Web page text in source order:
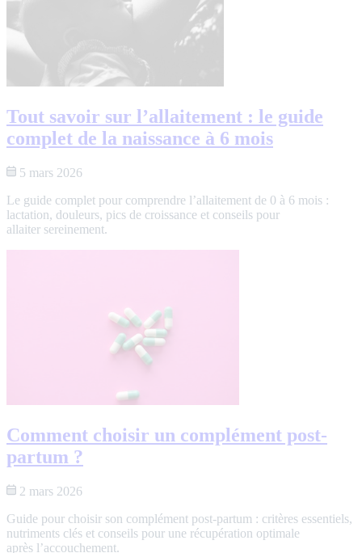
Tout savoir sur l’allaitement : le guide
complet de la naissance à 6 mois
5 mars 2026
Le guide complet pour comprendre l’allaitement de 0 à 6 mois :
lactation, douleurs, pics de croissance et conseils pour
allaiter sereinement.
Comment choisir un complément post-
partum ?
2 mars 2026
Guide pour choisir son complément post-partum : critères essentiels,
nutriments clés et conseils pour une récupération optimale
après l’accouchement.